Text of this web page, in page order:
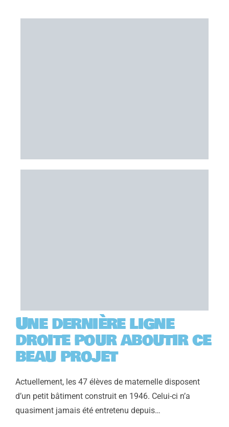
Une dernière ligne
droite pour aboutir ce
beau projet
Actuellement, les 47 élèves de maternelle disposent
d’un petit bâtiment construit en 1946. Celui-ci n’a
quasiment jamais été entretenu depuis…